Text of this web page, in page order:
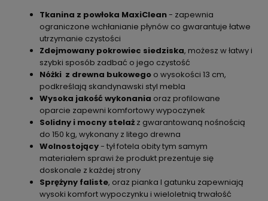
Tkanina z powłoka MaxiClean- zapewnia
ograniczone wchłanianie płynów co gwarantuje łatwe
utrzymanie czystości
Zdejmowany pokrowiec siedziska, możesz w łatwy i
szybki sposób zadbać o jego czystość
Nóżki z drewna bukowego o wysokości 13 cm,
podkreślają skandynawski styl mebla
Wysoka jakość wykonania oraz profilowane
oparcie zapewni komfortowy wypoczynek
Solidny i mocny stelaż z gwarantowaną nośnością
do 150 kg, wykonany z litego drewna
Wolnostojący- tył fotela obity tym samym
materiałem sprawi że produkt prezentuje się
doskonale z każdej strony
Sprężyny faliste, oraz pianka I gatunku zapewniają
wysoki komfort wypoczynku i wieloletnią trwałość